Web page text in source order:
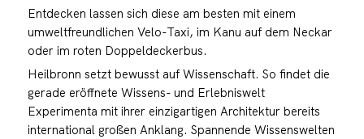
Entdecken lassen sich diese am besten mit einem
umweltfreundlichen Velo-Taxi, im Kanu auf dem Neckar
oder im roten Doppeldeckerbus.
Heilbronn setzt bewusst auf Wissenschaft. So findet die
gerade eröffnete Wissens- und Erlebniswelt
Experimenta mit ihrer einzigartigen Architektur bereits
international großen Anklang. Spannende Wissenswelten